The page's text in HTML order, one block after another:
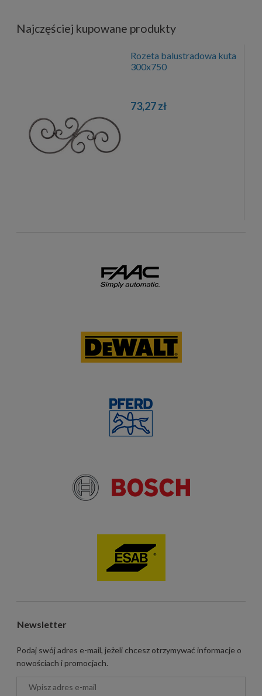
Najczęściej kupowane produkty
Rozeta balustradowa kuta
300x750
73,27 zł
Newsletter
Podaj swój adres e-mail, jeżeli chcesz otrzymywać informacje o
nowościach i promocjach.